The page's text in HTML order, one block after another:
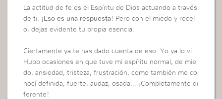
La actitud de fe es el Espíritu de Dios actuando a través
de ti. ¡Eso es una respuesta! Pero con el miedo y recel
o, dejas evidente tu propia esencia.
Ciertamente ya te has dado cuenta de eso. Yo ya lo vi:
Hubo ocasiones en que tuve mi espíritu normal, de mie
do, ansiedad, tristeza, frustración, como también me co
nocí definida, fuerte, audaz, osada… ¡Completamente di
ferente!